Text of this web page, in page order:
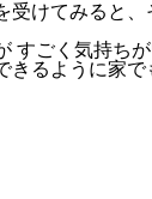
けてみると
すごく気持ちが
るように家で